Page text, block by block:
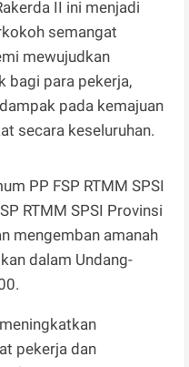
II ini menjadi
semangat
mewujudkan
bagi para pekerja,
pada kemajuan
secara keseluruhan.
PP FSP RTMM SPSI
RTMM SPSI Provinsi
mengemban amanah
dalam Undang-
pekerja dan